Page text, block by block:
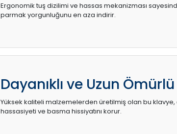
Ergonomik tuş dizilimi ve hassas mekanizması
parmak yorgunluğunu en aza indirir.
Dayanıklı ve Uzun
Yüksek kaliteli malzemelerden üretilmiş olan bu klavye,
hassasiyeti ve basma hissiyatını korur.